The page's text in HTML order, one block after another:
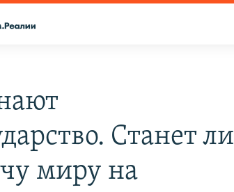
Станет ли
миру на